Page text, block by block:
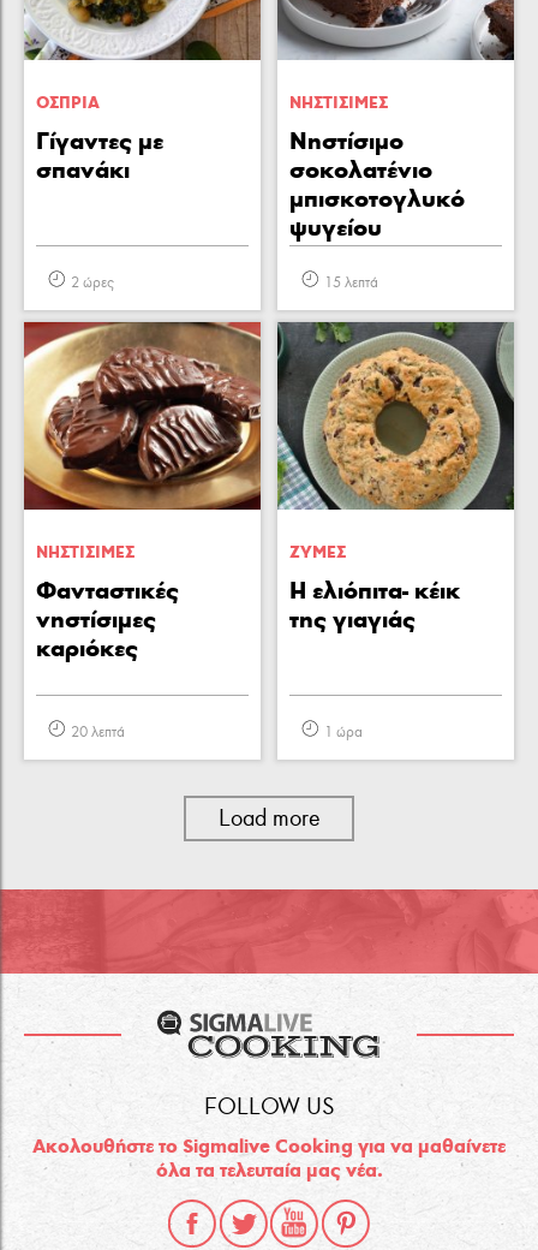
ΟΣΠΡΙΑ
Γίγαντες με
σπανάκι
2 ώρες
ΝΗΣΤΙΣΙΜΕΣ
Νηστίσιμο
σοκολατένιο
μπισκοτογλυκό
ψυγείου
15 λεπτά
ΝΗΣΤΙΣΙΜΕΣ
Φανταστικές
νηστίσιμες
καριόκες
20 λεπτά
ΖΥΜΕΣ
Η ελιόπιτα- κέικ
της γιαγιάς
1 ώρα
Load more
FOLLOW US
Ακολουθήστε το Sigmalive Cooking για να μαθαίνετε
όλα τα τελευταία μας νέα.